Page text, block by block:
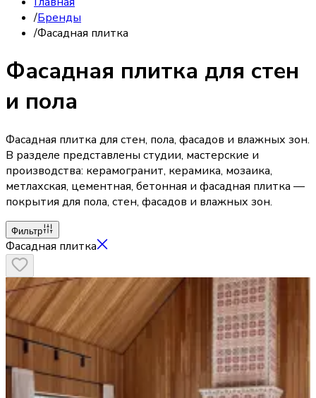
/Бренды
/Фасадная плитка
Фасадная плитка для стен
и пола
Фасадная плитка для стен, пола, фасадов и влажных зон.
В разделе представлены студии, мастерские и
производства: керамогранит, керамика, мозаика,
метлахская, цементная, бетонная и фасадная плитка —
покрытия для пола, стен, фасадов и влажных зон.
Фильтр
Фасадная плитка